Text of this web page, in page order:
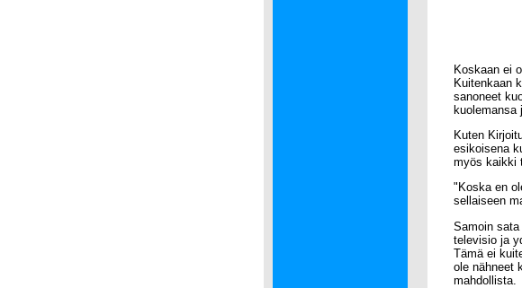
Koskaan ei
Kuitenkaan
sanoneet
kuolemansa
Kuten
esikoisena
myös kaikki
"Koska en
sellaiseen
Samoin
televisio ja
Tämä ei
ole nähneet
mahdollista.